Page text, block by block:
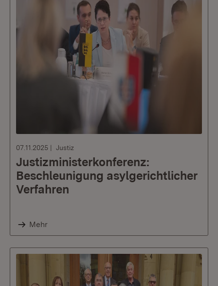
07.11.2025 Justiz
Justizministerkonferenz:
Beschleunigung asylgerichtlicher
Verfahren
Mehr